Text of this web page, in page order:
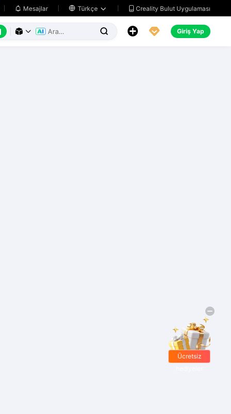
 Mesajlar  Türkçe   Creality Bulut Uygulaması
     Giriş Yap
Ücretsiz